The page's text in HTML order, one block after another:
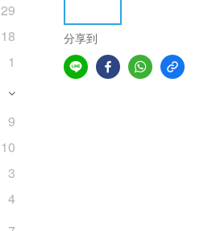
29
18
1
9
10
3
4
分享到